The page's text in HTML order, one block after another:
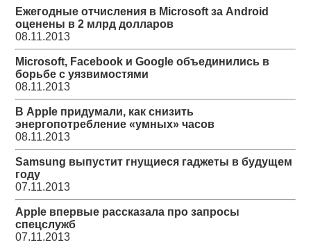
Ежегодные отчисления в Microsoft за Android
оценены в 2 млрд долларов
08.11.2013
Microsoft, Facebook и Google объединились в
борьбе с уязвимостями
08.11.2013
В Apple придумали, как снизить
энергопотребление «умных» часов
08.11.2013
Samsung выпустит гнущиеся гаджеты в будущем
году
07.11.2013
Apple впервые рассказала про запросы
спецслужб
07.11.2013